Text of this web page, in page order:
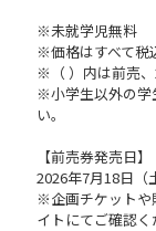
※未就学児無料
※価格はすべて税
※（ ）内は前売
※小学生以外の学
い。
【前売券発売日】
2026年7月18日（
※企画チケットや
イトにてご確認く